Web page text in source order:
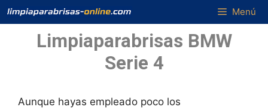
Saltar
al
contenido
Menú
Limpiaparabrisas BMW
Serie 4
Aunque hayas empleado poco los